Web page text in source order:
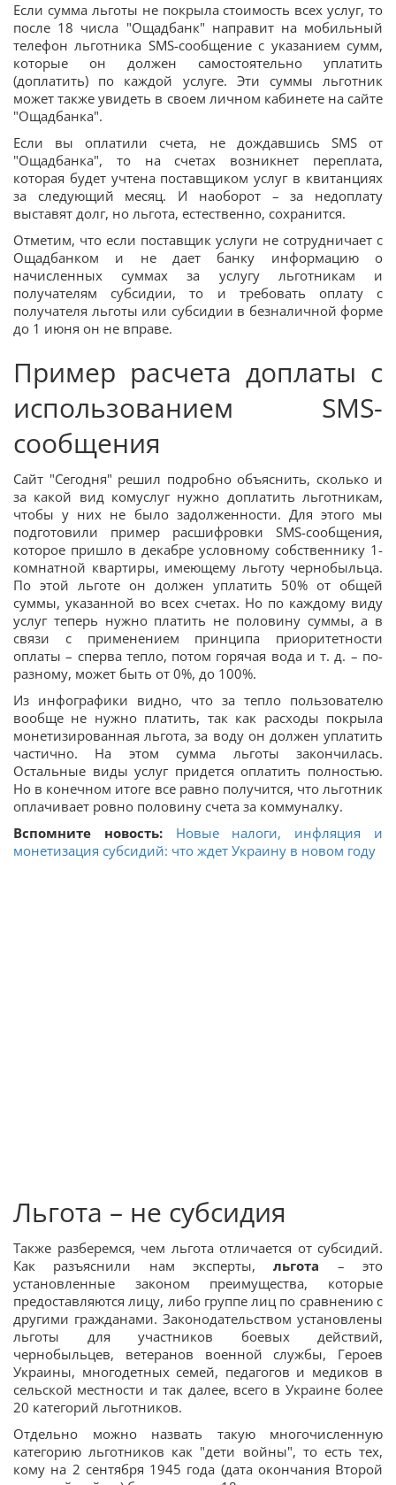
Если сумма льготы не покрыла стоимость всех услуг, то
после 18 числа "Ощадбанк" направит на мобильный
телефон льготника SMS-сообщение с указанием сумм,
которые он должен самостоятельно уплатить
(доплатить) по каждой услуге. Эти суммы льготник
может также увидеть в своем личном кабинете на сайте
"Ощадбанка".
Если вы оплатили счета, не дождавшись SMS от
"Ощадбанка", то на счетах возникнет переплата,
которая будет учтена поставщиком услуг в квитанциях
за следующий месяц. И наоборот – за недоплату
выставят долг, но льгота, естественно, сохранится.
Отметим, что если поставщик услуги не сотрудничает с
Ощадбанком и не дает банку информацию о
начисленных суммах за услугу льготникам и
получателям субсидии, то и требовать оплату с
получателя льготы или субсидии в безналичной форме
до 1 июня он не вправе.
Пример расчета доплаты с
использованием SMS-
сообщения
Сайт "Сегодня" решил подробно объяснить, сколько и
за какой вид комуслуг нужно доплатить льготникам,
чтобы у них не было задолженности. Для этого мы
подготовили пример расшифровки SMS-сообщения,
которое пришло в декабре условному собственнику 1-
комнатной квартиры, имеющему льготу чернобыльца.
По этой льготе он должен уплатить 50% от общей
суммы, указанной во всех счетах. Но по каждому виду
услуг теперь нужно платить не половину суммы, а в
связи с применением принципа приоритетности
оплаты – сперва тепло, потом горячая вода и т. д. – по-
разному, может быть от 0%, до 100%.
Из инфографики видно, что за тепло пользователю
вообще не нужно платить, так как расходы покрыла
монетизированная льгота, за воду он должен уплатить
частично. На этом сумма льготы закончилась.
Остальные виды услуг придется оплатить полностью.
Но в конечном итоге все равно получится, что льготник
оплачивает ровно половину счета за коммуналку.
Вспомните новость: Новые налоги, инфляция и
монетизация субсидий: что ждет Украину в новом году
Льгота – не субсидия
Также разберемся, чем льгота отличается от субсидий.
Как разъяснили нам эксперты,льгота – это
установленные законом преимущества, которые
предоставляются лицу, либо группе лиц по сравнению с
другими гражданами. Законодательством установлены
льготы для участников боевых действий,
чернобыльцев, ветеранов военной службы, Героев
Украины, многодетных семей, педагогов и медиков в
сельской местности и так далее, всего в Украине более
20 категорий льготников.
Отдельно можно назвать такую многочисленную
категорию льготников как "дети войны", то есть тех,
кому на 2 сентября 1945 года (дата окончания Второй